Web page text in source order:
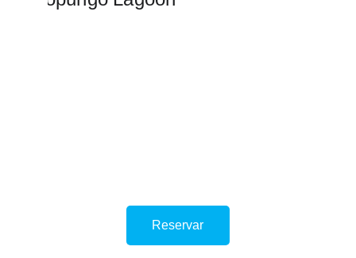
Reservar